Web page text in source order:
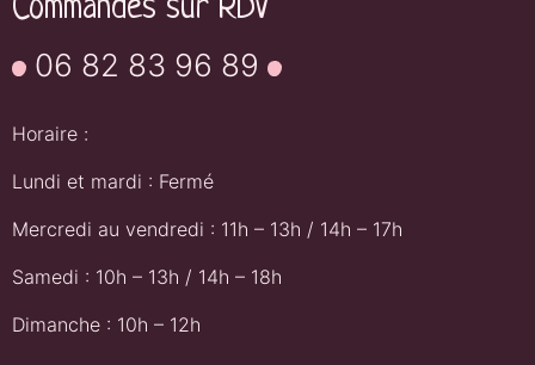
Commandes sur RDV
06 82 83 96 89
Horaire :
Lundi et mardi : Fermé
Mercredi au vendredi : 11h – 13h / 14h – 17h
Samedi : 10h – 13h / 14h – 18h
Dimanche : 10h – 12h